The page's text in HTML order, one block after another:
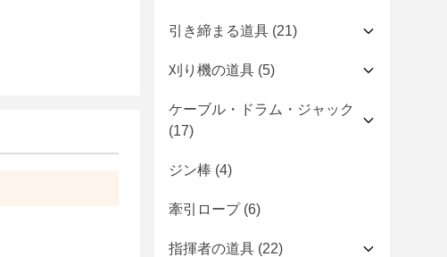
引き締まる道具 (21)
刈り機の道具 (5)
ケーブル・ドラム・ジャック
(17)
ジン棒 (4)
牽引ロープ(6)
指揮者の道具 (22)